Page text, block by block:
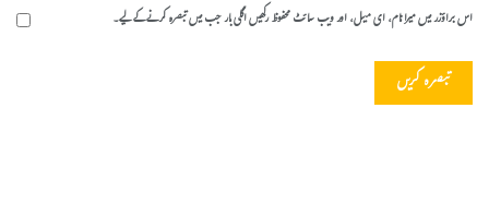
اس براؤزر میں میرا نام، ای میل، اور ویب سائٹ محفوظ رکھیں اگلی بار جب میں تبصرہ کرنے کےلیے۔